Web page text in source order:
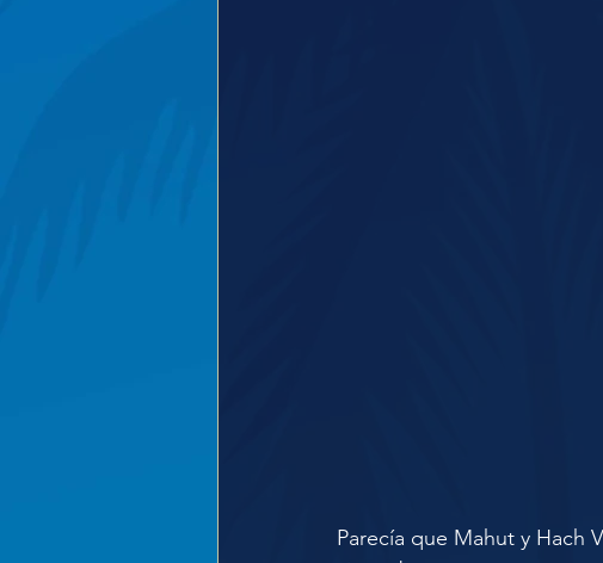
Parecía que Mahut y Hach